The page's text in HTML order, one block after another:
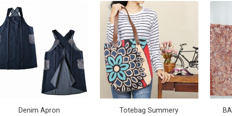
Denim Apron
Totebag Summery